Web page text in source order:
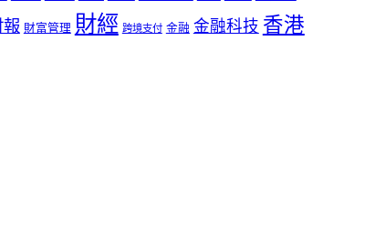
財富管理 財經 跨境支付 金融 金融科技香港